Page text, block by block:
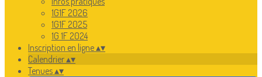
1G1F 2026
1G1F 2025
1G 1F 2024
Inscription en ligne▴▾
Calendrier▴▾
Tenues▴▾